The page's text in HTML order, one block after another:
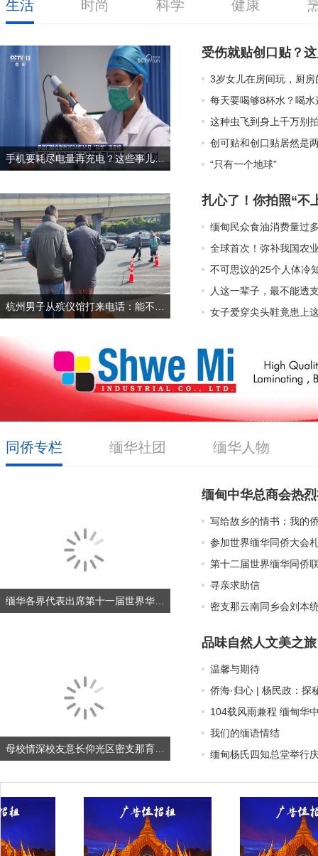
生活 时尚 科学 健康
手机要耗尽电量再充电？这些事儿看似“科学”，真相是……
受伤就贴创口贴？
3岁女儿在房间玩，厨
每天要喝够8杯水？喝
这种虫飞到身上千万别
创可贴和创口贴居然是
“只有一个地球”
扎心了！你拍照“
缅甸民众食油消费量过
全球首次！弥补我国农
不可思议的25个人体冷
人这一辈子，最不能透
同侨专栏 缅华社团 缅华人物
写给故乡的情书：我的
参加世界缅华同侨大会
第十二届世界缅华同侨
寻亲求助信
品味自然人文美之
温馨与期待
侨海·归心 | 杨民政：探
104载风雨兼程 缅甸华
我们的缅语情结
缅甸杨氏四知总堂举行